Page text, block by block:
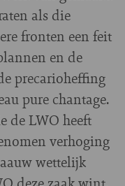
als die
fronten een feit
en de
precarioheffing
pure chantage.
de LWO heeft
verhoging
wettelijk